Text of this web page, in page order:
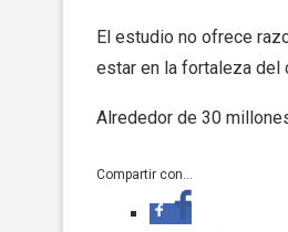
El estudio no ofrece
estar en la fortaleza del
Alrededor de 30
Compartir con...